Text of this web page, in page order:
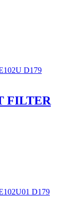
FILTER